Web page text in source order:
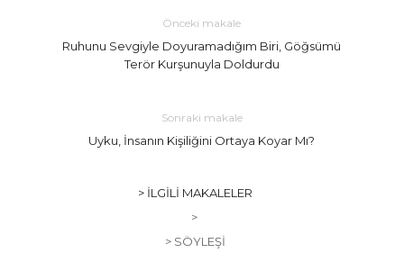
Önceki makale
Ruhunu Sevgiyle Doyuramadığım Biri, Göğsümü
Terör Kurşunuyla Doldurdu
Sonraki makale
Uyku, İnsanın Kişiliğini Ortaya Koyar Mı?
> İLGILI MAKALELER
>
> SÖYLEŞI